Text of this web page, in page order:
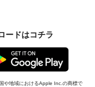
ードはコチラ
や地域におけるApple Inc.の商標で